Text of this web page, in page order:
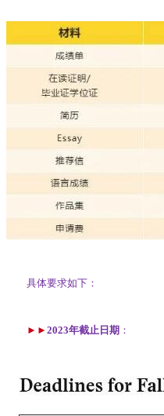
具体要求如下：
►► 2023年截止日期 ：